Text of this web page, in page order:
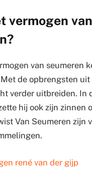
vermogen
van seumeren
de opbrengsten
verder uitbreiden. In
hij ook zijn zinnen
Van Seumeren zijn
rené van der gijp